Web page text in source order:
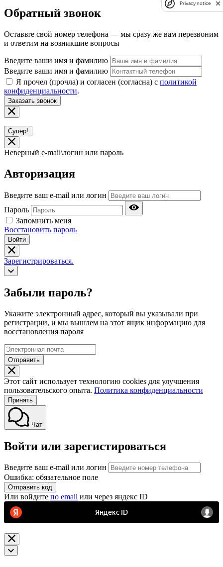
Обратный звонок
Оставьте свой номер телефона — мы сразу же вам перезвоним
и ответим на возникшие вопросы
Введите ваши имя и фамилию
Введите ваши имя и фамилию
Я прочел (прочла) и согласен (согласна) с политикой
конфиденциальности.
Заказать звонок
Супер!
Неверный e-mail\логин или пароль
Авторизация
Введите ваш e-mail или логин
Пароль
Запомнить меня
Восстановить пароль
Войти
Зарегистрироваться.
Забыли пароль?
Укажите электронный адрес, который вы указывали при
регистрации, и мы вышлем на этот ящик информацию для
восстановления пароля
Отправить
Этот сайт использует технологию cookies для улучшения
пользовательского опыта. Политика конфиденциальности
Принять
Чат
Войти или зарегистироваться
Введите ваш e-mail или логин
Ошибка: обязательное поле
Отправить код
Или войдите по email или через яндекс ID
Privacy notice